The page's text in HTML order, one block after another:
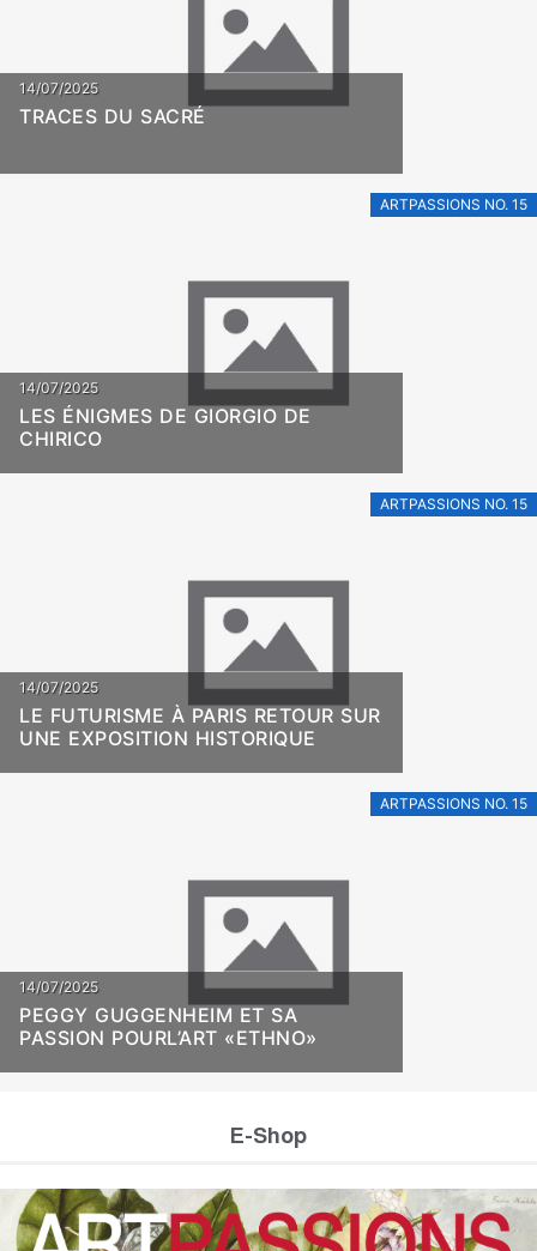
14/07/2025
TRACES DU SACRÉ
ARTPASSIONS NO. 15
14/07/2025
LES ÉNIGMES DE GIORGIO DE
CHIRICO
ARTPASSIONS NO. 15
14/07/2025
LE FUTURISME À PARIS RETOUR SUR
UNE EXPOSITION HISTORIQUE
ARTPASSIONS NO. 15
14/07/2025
PEGGY GUGGENHEIM ET SA
PASSION POURL’ART «ETHNO»
E-Shop